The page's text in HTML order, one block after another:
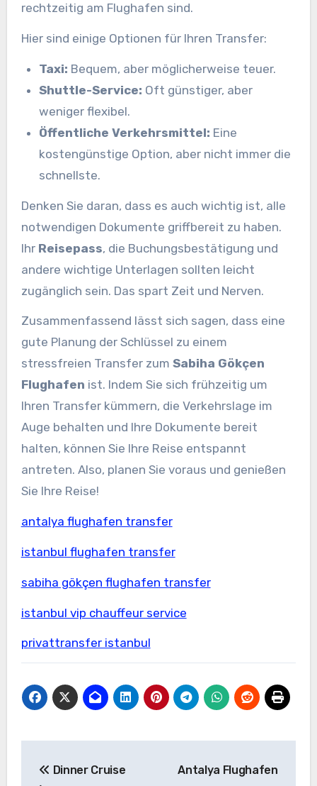
rechtzeitig am Flughafen sind.
Hier sind einige Optionen für Ihren Transfer:
Taxi: Bequem, aber möglicherweise teuer.
Shuttle-Service: Oft günstiger, aber
weniger flexibel.
Öffentliche Verkehrsmittel: Eine
kostengünstige Option, aber nicht immer die
schnellste.
Denken Sie daran, dass es auch wichtig ist, alle
notwendigen Dokumente griffbereit zu haben.
Ihr Reisepass, die Buchungsbestätigung und
andere wichtige Unterlagen sollten leicht
zugänglich sein. Das spart Zeit und Nerven.
Zusammenfassend lässt sich sagen, dass eine
gute Planung der Schlüssel zu einem
stressfreien Transfer zum Sabiha Gökçen
Flughafen ist. Indem Sie sich frühzeitig um
Ihren Transfer kümmern, die Verkehrslage im
Auge behalten und Ihre Dokumente bereit
halten, können Sie Ihre Reise entspannt
antreten. Also, planen Sie voraus und genießen
Sie Ihre Reise!
antalya flughafen transfer
istanbul flughafen transfer
sabiha gökçen flughafen transfer
istanbul vip chauffeur service
privattransfer istanbul
Dinner Cruise
Antalya Flughafen